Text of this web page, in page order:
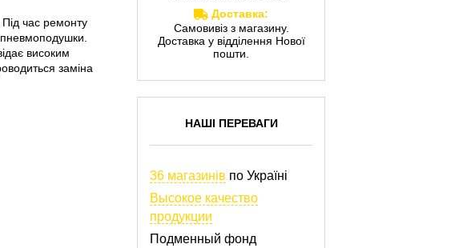
час ремонту
високим
заміна
Доставка:
Самовивіз з магазину.
Доставка у відділення Нової
пошти.
НАШІ ПЕРЕВАГИ
36 магазинів по Україні
Высокое качество
продукции
Подменный фонд